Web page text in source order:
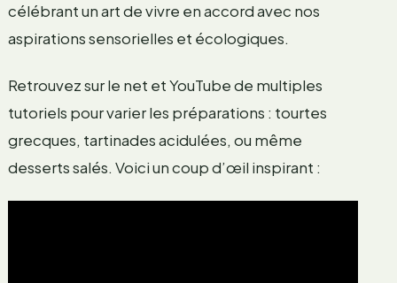
célébrant un art de vivre en accord avec nos
aspirations sensorielles et écologiques.
Retrouvez sur le net et YouTube de multiples
tutoriels pour varier les préparations : tourtes
grecques, tartinades acidulées, ou même
desserts salés. Voici un coup d’œil inspirant :